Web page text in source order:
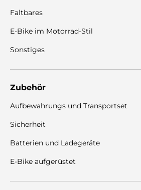
Faltbares
E-Bike im Motorrad-Stil
Sonstiges
Zubehör
Aufbewahrungs und Transportset
Sicherheit
Batterien und Ladegeräte
E-Bike aufgerüstet